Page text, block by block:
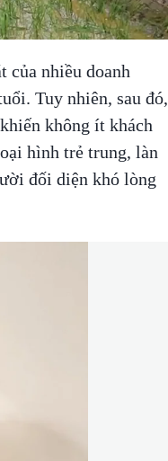
của nhiều doanh
Tuy nhiên, sau đó,
không ít khách
hình trẻ trung, làn
đối diện khó lòng